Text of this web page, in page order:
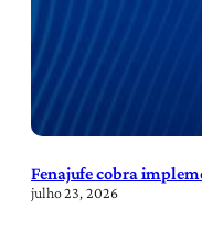
Fenajufe cobra
julho 23, 2026